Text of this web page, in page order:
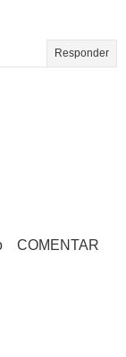
Responder
COMENTAR